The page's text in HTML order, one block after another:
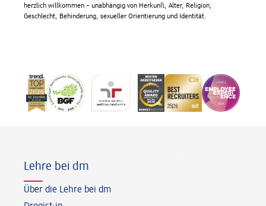
herzlich willkommen – unabhängig von Herkunft, Alter, Religion,
Geschlecht, Behinderung, sexueller Orientierung und Identität.
Lehre bei dm
Über die Lehre bei dm